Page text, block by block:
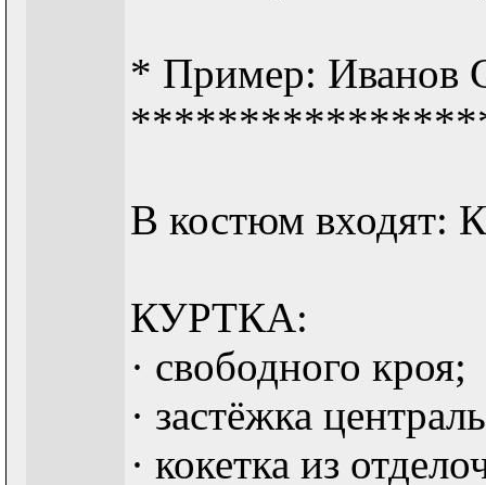
* Пример: Иванов
В костюм
КУРТКА:
· свободного кроя;
· застёжка
· кокетка из